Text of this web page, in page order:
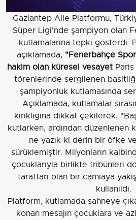
Gaziantep Aile Platformu,
Süper Ligi'nde şampiyon olan
kutlamalarına tepki gösterdi.
açıklamada, "Fenerbahçe
hakim olan küresel vesayetParis
törenlerinde sergilenen
şampiyonluk kutlamasında
Açıklamada, kutlamalar
kırıklığına dikkat çekilerek,
kutlarken, ardından düzenlenen
ne yazık ki derin bir öfke ve
sürüklemiştir. Milyonların
çocuklarıyla birlikte tribünleri
taraftarı olan bir camiaya
kullanıldı.
Platform, kutlamada sahneye
konan mesajın çocuklara ve